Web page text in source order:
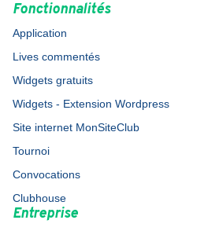
Fonctionnalités
Application
Lives commentés
Widgets gratuits
Widgets - Extension Wordpress
Site internet MonSiteClub
Tournoi
Convocations
Clubhouse
Entreprise